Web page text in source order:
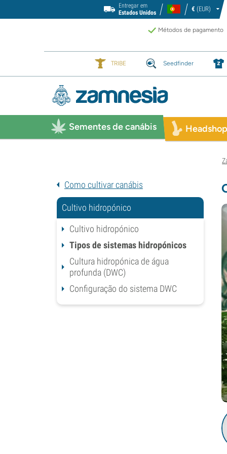
Entregar em
Estados Unidos
€ (EUR)
Métodos de pagamento
TRIBE Seedfinder
Sementes de canábis Headshop
Como cultivar canábis
Cultivo hidropónico
Cultivo hidropónico
Tipos de sistemas hidropónicos
Cultura hidropónica de água
profunda (DWC)
Configuração do sistema DWC